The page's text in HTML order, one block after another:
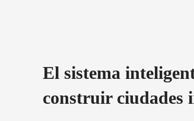
El sistema
construir ciudades